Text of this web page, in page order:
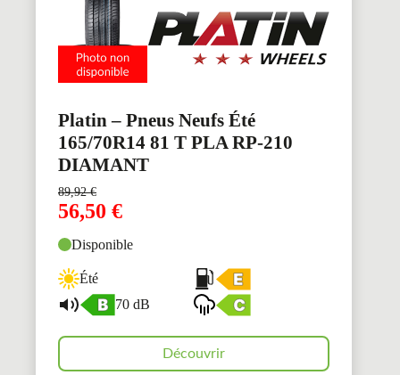
Platin – Pneus Neufs Été
165/70R14 81 T PLA RP-210
DIAMANT
89,92€
56,50 €
Disponible
Été
70 dB
Découvrir